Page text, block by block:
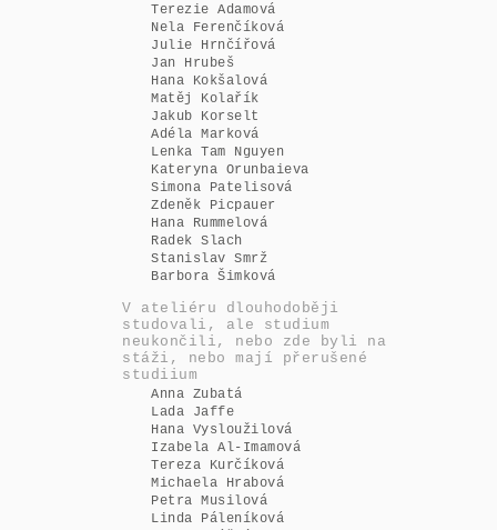
Terezie Adamová
Nela Ferenčíková
Julie Hrnčířová
Jan Hrubeš
Hana Kokšalová
Matěj Kolařík
Jakub Korselt
Adéla Marková
Lenka Tam Nguyen
Kateryna Orunbaieva
Simona Patelisová
Zdeněk Picpauer
Hana Rummelová
Radek Slach
Stanislav Smrž
Barbora Šimková
V ateliéru dlouhodoběji
studovali, ale studium
neukončili, nebo zde byli na
stáži, nebo mají přerušené
studiium
Anna Zubatá
Lada Jaffe
Hana Vysloužilová
Izabela Al-Imamová
Tereza Kurčíková
Michaela Hrabová
Petra Musilová
Linda Páleníková